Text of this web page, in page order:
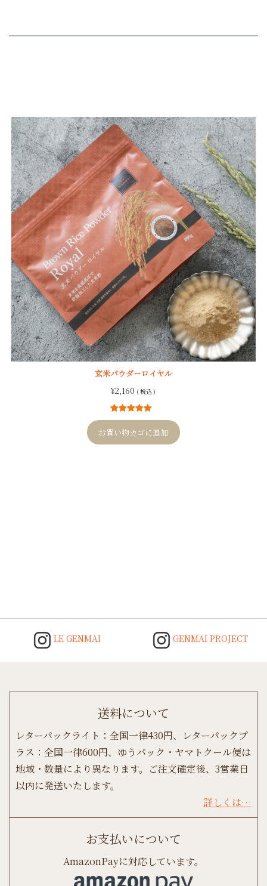
玄米パウダーロイヤル
¥2,160 ( 税込 )
4
件の利用者
評価に基づ
く5段階評価
のうち、
お買い物カゴに追加
LE GENMAI GENMAI PROJECT
送料について
レターパックライト：全国一律430円、レターパックプ
ラス：全国一律600円、ゆうパック・ヤマトクール便は
地域・数量により異なります。ご注文確定後、3営業日
以内に発送いたします。
詳しくは…
お支払いについて
AmazonPayに対応しています。